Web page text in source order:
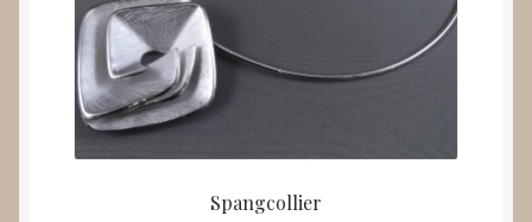
Spangcollier